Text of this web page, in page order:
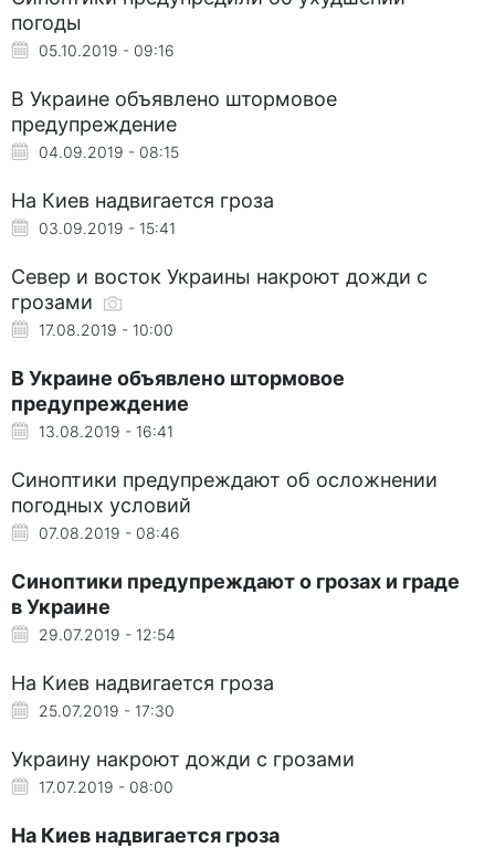
погоды
05.10.2019 - 09:16
В Украине объявлено штормовое
предупреждение
04.09.2019 - 08:15
На Киев надвигается гроза
03.09.2019 - 15:41
Север и восток Украины накроют дожди с
грозами
17.08.2019 - 10:00
В Украине объявлено штормовое
предупреждение
13.08.2019 - 16:41
Синоптики предупреждают об осложнении
погодных условий
07.08.2019 - 08:46
Синоптики предупреждают о грозах и граде
в Украине
29.07.2019 - 12:54
На Киев надвигается гроза
25.07.2019 - 17:30
Украину накроют дожди с грозами
17.07.2019 - 08:00
На Киев надвигается гроза